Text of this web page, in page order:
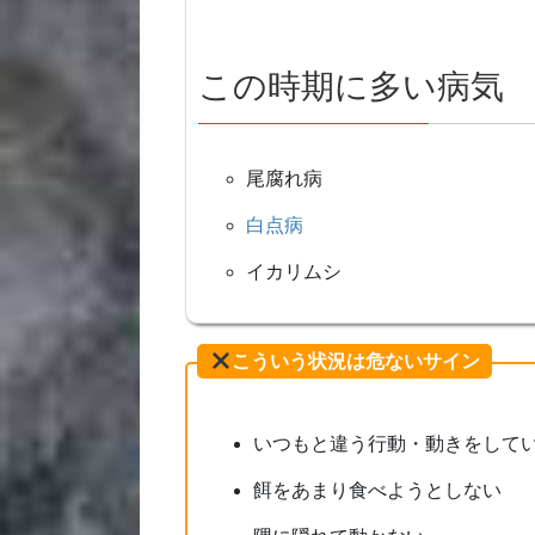
この時期に多い病気
尾腐れ病
白点病
イカリムシ
こういう状況は危ないサイン
いつもと違う行動・動きをして
餌をあまり食べようとしない